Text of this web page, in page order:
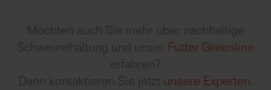
Möchten auch Sie mehr über nachhaltige
Schweinehaltung und unser Futter Greenline
erfahren?
Dann kontaktieren Sie jetzt unsere Experten.